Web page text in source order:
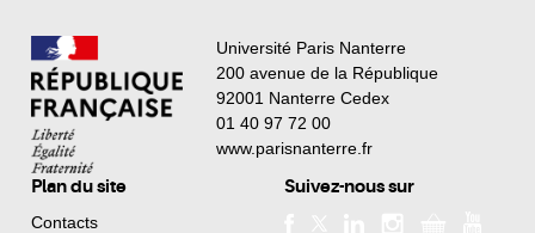
Université Paris Nanterre
200 avenue de la République
92001 Nanterre Cedex
01 40 97 72 00
www.parisnanterre.fr
Plan du site
Contacts
Suivez-nous sur